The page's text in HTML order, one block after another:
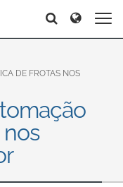
& CIS
Dansk
Norsk
Search
DE FROTAS NOS